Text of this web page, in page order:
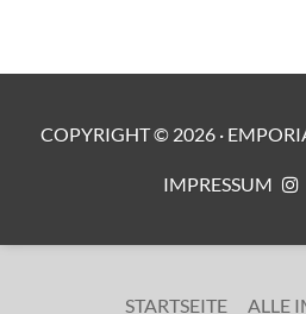
COPYRIGHT © 2026·
IMPRESSUM
STARTSEITE ALLE